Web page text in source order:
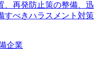
、再発防止策の整備、迅
すべきハラスメント対策
企業